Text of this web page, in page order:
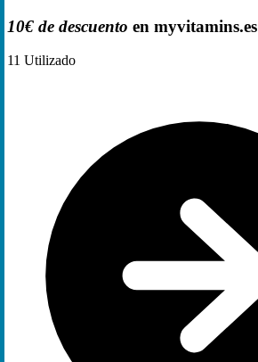
10€ de descuento en myvitamins.es
11 Utilizado